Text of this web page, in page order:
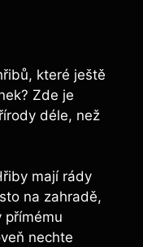
které ještě
Zde je
déle, než
mají rády
na zahradě,
přímému
nechte